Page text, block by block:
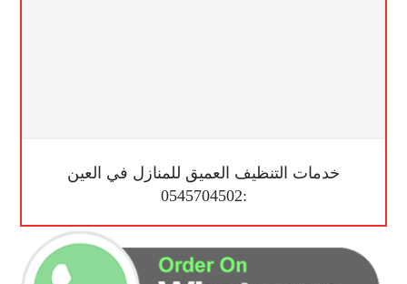
خدمات التنظيف العميق للمنازل في العين
:0545704502